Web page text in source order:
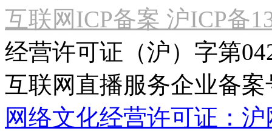
互联网ICP备案 沪ICP备
经营许可证（沪）字第
互联网直播服务企业备案
网络文化经营许可证：